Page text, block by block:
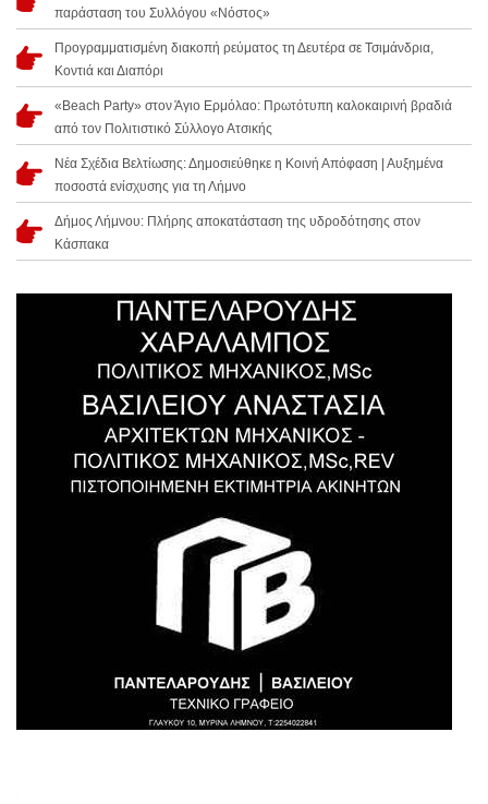
παράσταση του Συλλόγου «Νόστος»
Προγραμματισμένη διακοπή ρεύματος τη Δευτέρα σε Τσιμάνδρια,
Κοντιά και Διαπόρι
«Beach Party» στον Άγιο Ερμόλαο: Πρωτότυπη καλοκαιρινή βραδιά
από τον Πολιτιστικό Σύλλογο Ατσικής
Νέα Σχέδια Βελτίωσης: Δημοσιεύθηκε η Κοινή Απόφαση | Αυξημένα
ποσοστά ενίσχυσης για τη Λήμνο
Δήμος Λήμνου: Πλήρης αποκατάσταση της υδροδότησης στον
Κάσπακα